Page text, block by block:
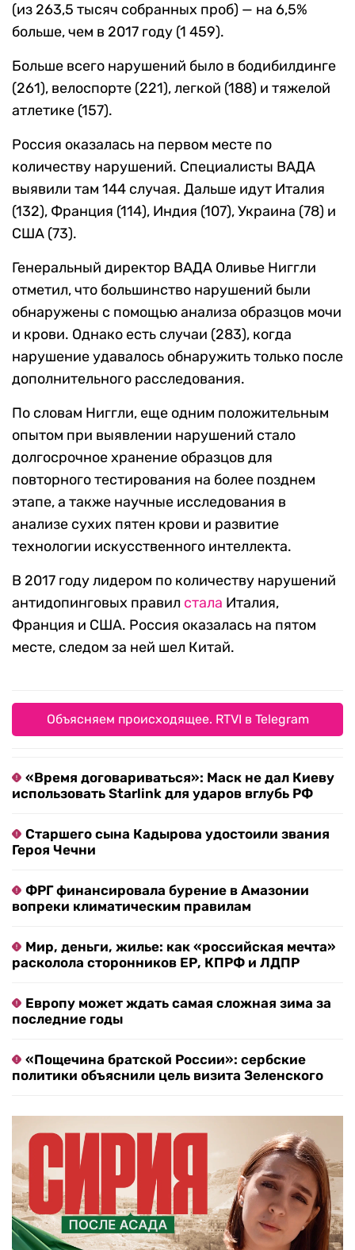
(из 263,5 тысяч собранных проб) — на 6,5%
больше, чем в 2017 году (1 459).
Больше всего нарушений было в бодибилдинге
(261), велоспорте (221), легкой (188) и тяжелой
атлетике (157).
Россия оказалась на первом месте по
количеству нарушений. Специалисты ВАДА
выявили там 144 случая. Дальше идут Италия
(132), Франция (114), Индия (107), Украина (78) и
США (73).
Генеральный директор ВАДА Оливье Ниггли
отметил, что большинство нарушений были
обнаружены с помощью анализа образцов мочи
и крови. Однако есть случаи (283), когда
нарушение удавалось обнаружить только после
дополнительного расследования.
По словам Ниггли, еще одним положительным
опытом при выявлении нарушений стало
долгосрочное хранение образцов для
повторного тестирования на более позднем
этапе, а также научные исследования в
анализе сухих пятен крови и развитие
технологии искусственного интеллекта.
В 2017 году лидером по количеству нарушений
антидопинговых правил стала Италия,
Франция и США. Россия оказалась на пятом
месте, следом за ней шел Китай.
Объясняем происходящее. RTVI в Telegram
«Время договариваться»: Маск не дал Киеву
использовать Starlink для ударов вглубь РФ
Старшего сына Кадырова удостоили звания
Героя Чечни
ФРГ финансировала бурение в Амазонии
вопреки климатическим правилам
Мир, деньги, жилье: как «российская мечта»
расколола сторонников ЕР, КПРФ и ЛДПР
Европу может ждать самая сложная зима за
последние годы
«Пощечина братской России»: сербские
политики объяснили цель визита Зеленского